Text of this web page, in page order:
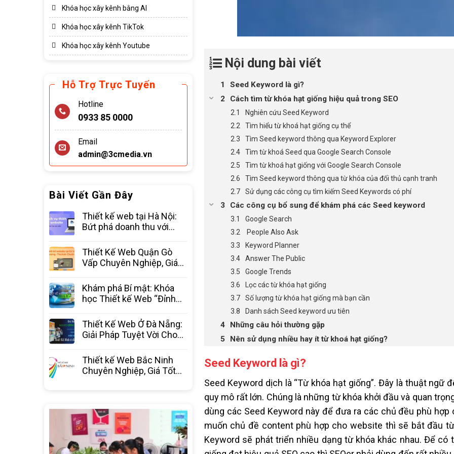
Khóa học xây kênh bằng AI
Khóa học xây kênh TikTok
Khóa học xây kênh Youtube
Hỗ Trợ Trực Tuyến
Hotline
0933 85 0000
Email
admin@3cmedia.vn
Bài Viết Gần Đây
Thiết kế web tại Hà Nội:
Bứt phá doanh thu với
3C Media
Thiết Kế Web Quận Gò
Vấp Chuyên Nghiệp, Giá
Khám phá Bí mật: Khóa
học Thiết kế Web “Đỉnh
nghiệp
Thiết Kế Web Ở Đà Nẵng:
Giải Pháp Tuyệt Vời Cho
Thiết kế Web Bắc Ninh
Chuyên Nghiệp, Giá Tốt
Nội dung bài viết
Seed Keyword là gì?
Cách tìm từ khóa hạt giống hiệu quả trong SEO
Nghiên cứu Seed Keyword
Tìm hiểu từ khoá hạt giống cụ thể
Tìm Seed keyword thông qua Keyword Explorer
Tìm từ khoá Seed qua Google Search Console
Tìm từ khoá hạt giống với Google Search Console
Tìm Seed keyword thông qua từ khóa của đối thủ cạnh tranh
Sử dụng các công cụ tìm kiếm Seed Keywords có phí
Các công cụ bổ sung để khám phá các Seed keyword
Google Search
People Also Ask
Keyword Planner
Answer The Public
Google Trends
Lọc các từ khóa hạt giống
Số lượng từ khóa hạt giống mà bạn cần
Danh sách Seed keyword ưu tiên
Những câu hỏi thường gặp
Nên sử dụng nhiều hay ít từ khoá hạt giống?
Seed Keyword là gì?
Seed Keyword dịch là “Từ khóa hạt giống”. Đây là thuật
quy mô rất lớn. Chúng là những từ khóa khởi đầu và quan
dùng các Seed Keyword này để đưa ra các chủ đều phù
muốn chủ đề content phù hợp cho website thì sẽ bắt đầu
Keyword sẽ phát triển nhiều dạng từ khóa khác nhau. Để